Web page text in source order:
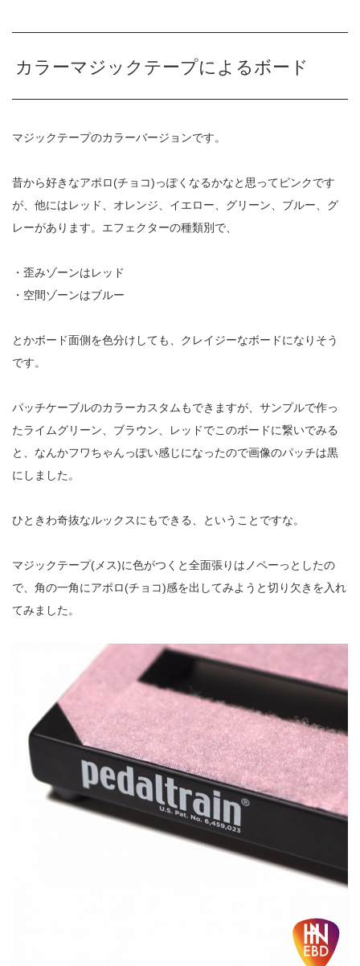
カラーマジックテープによるボード
マジックテープのカラーバージョンです。
昔から好きなアポロ(チョコ)っぽくなるかなと思ってピンクです
が、他にはレッド、オレンジ、イエロー、グリーン、ブルー、グ
レーがあります。エフェクターの種類別で、
・歪みゾーンはレッド
・空間ゾーンはブルー
とかボード面側を色分けしても、クレイジーなボードになりそう
です。
パッチケーブルのカラーカスタムもできますが、サンプルで作っ
たライムグリーン、ブラウン、レッドでこのボードに繋いでみる
と、なんかフワちゃんっぽい感じになったので画像のパッチは黒
にしました。
ひときわ奇抜なルックスにもできる、ということですな。
マジックテープ(メス)に色がつくと全面張りはノペーっとしたの
で、角の一角にアポロ(チョコ)感を出してみようと切り欠きを入れ
てみました。